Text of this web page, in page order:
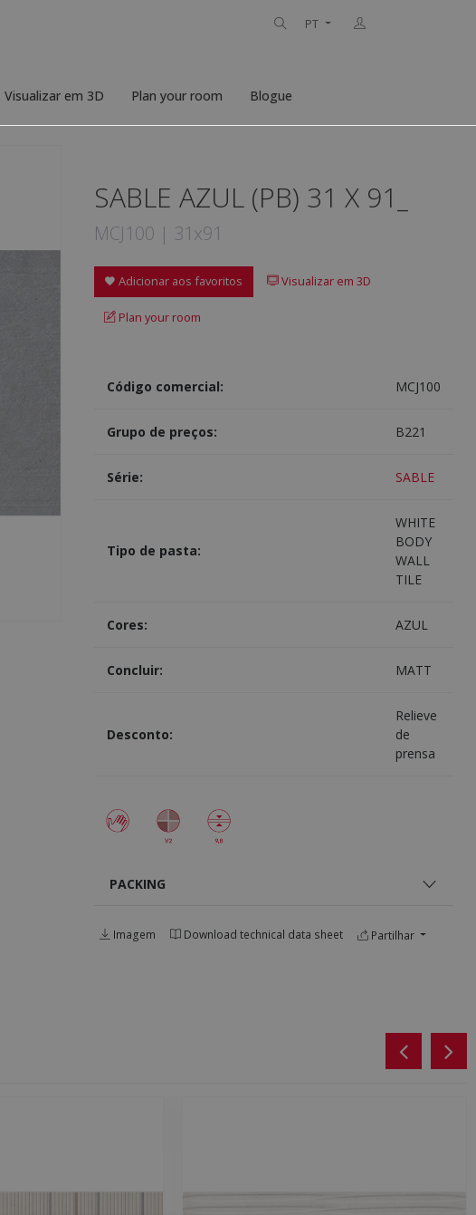
PT
Visualizar em 3D Plan your room Blogue
SABLE AZUL (PB) 31 X 91_
MCJ100 | 31x91
Adicionar aos favoritos Visualizar em 3D
Plan your room
Código comercial: MCJ100
Grupo de preços: B221
Série: SABLE
Tipo de pasta:
WHITE
BODY
WALL
TILE
Cores: AZUL
Concluir: MATT
Desconto:
Relieve
de
prensa
PACKING
Imagem Download technical data sheet Partilhar